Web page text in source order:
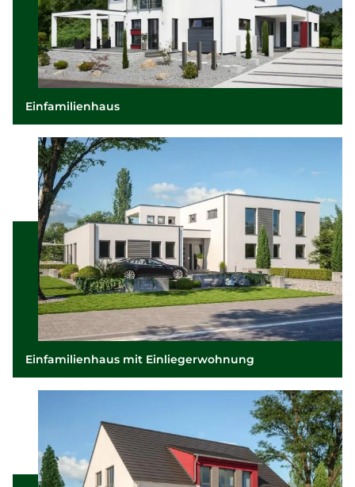
Einfamilienhaus
Einfamilienhaus mit Einliegerwohnung